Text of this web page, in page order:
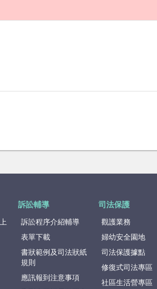
訴訟輔導
訴訟程序介紹輔導
表單下載
書狀範例及司法狀紙
規則
應訊報到注意事項
司法保護
觀護業務
婦幼安全園地
司法保護據點
修復式司法專區
社區生活營專區